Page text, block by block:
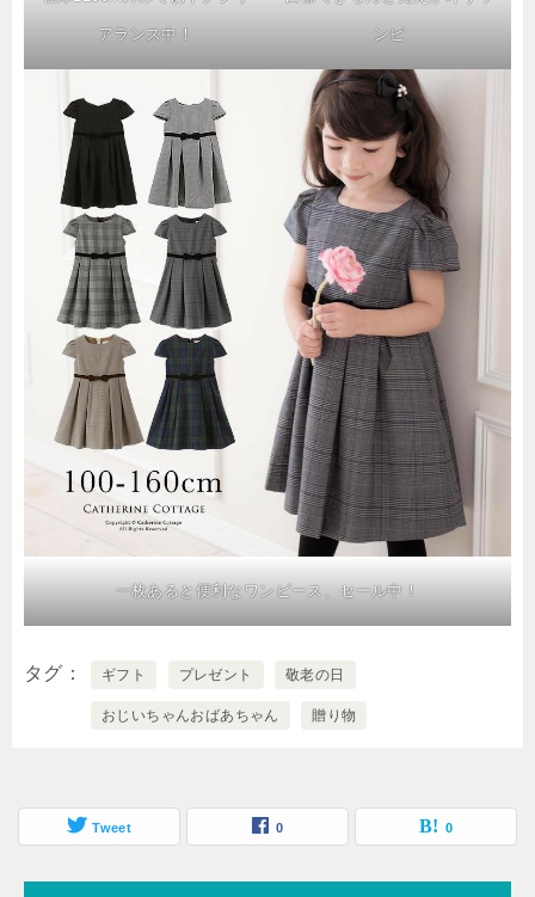
アランス中！ ンピ
一枚あると便利なワンピース、セール中！
タグ ギフト プレゼント 敬老の日
おじいちゃんおばあちゃん 贈り物
Tweet 0 0